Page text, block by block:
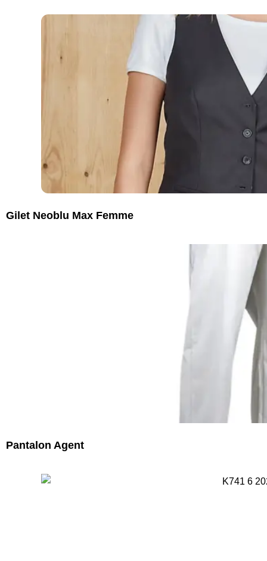
Gilet Neoblu Max Femme
Pantalon Agent